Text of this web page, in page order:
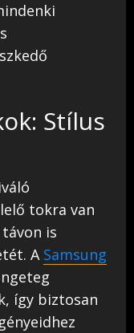
Stílus
tokra van
is
A Samsung
így biztosan